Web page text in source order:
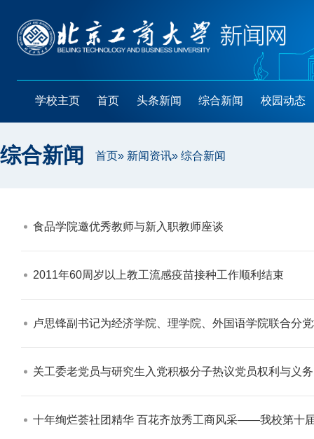
学校主页 首页 头条新闻 综合新闻 校园动态
综合新闻 首页» 新闻资讯» 综合新闻
食品学院邀优秀教师与新入职教师座谈​
2011年60周岁以上教工流感疫苗接种工作顺利结束​
卢思锋副书记为经济学院、理学院、外国语学院联合分
关工委老党员与研究生入党积极分子热议党员权利与义务​
十年绚烂荟社团精华 百花齐放秀工商风采——我校第十